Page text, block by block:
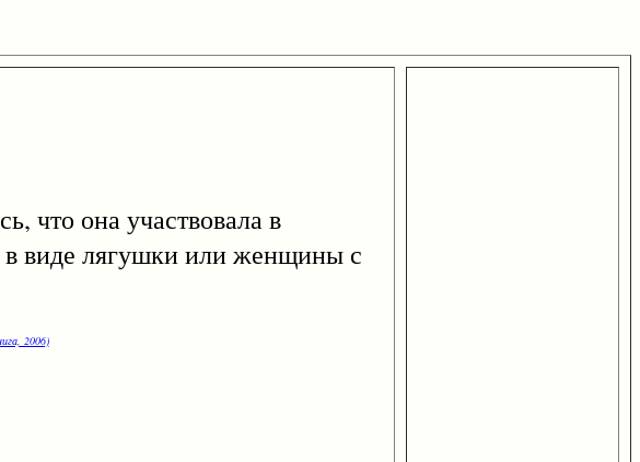
она участвовала в
виде лягушки или женщины с
2006)